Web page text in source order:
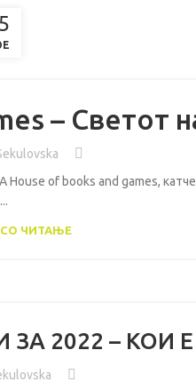
– Светот
of books and games,
ЧИТАЊЕ
2022 – КОИ